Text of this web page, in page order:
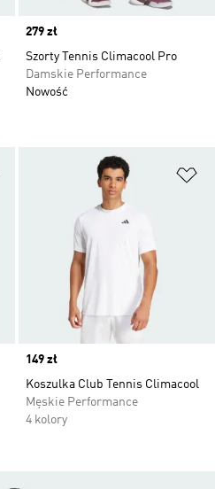
Price
279 zł
Szorty Tennis Climacool Pro
Damskie Performance
Nowość
Dodaj do listy życzeń
Price
149 zł
Koszulka Club Tennis Climacool
Męskie Performance
4 kolory